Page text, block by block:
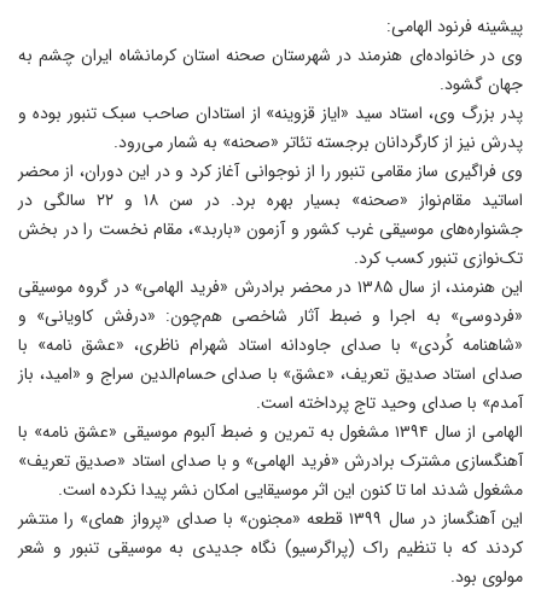
پیشینه فرنود الهامی:
وی در خانواده‌ای هنرمند در شهرستان صحنه استان کرمانشاه ایران چشم به
جهان گشود.
پدر بزرگ وی، استاد سید «ایاز قزوینه» از استادان صاحب سبک تنبور بوده و
پدرش نیز از کارگردانان برجسته تئاتر «صحنه» به شمار می‌رود.
وی فراگیری ساز مقامی تنبور را از نوجوانی آغاز کرد و در این دوران، از محضر
اساتید مقام‌نواز «صحنه» بسیار بهره برد. در سن ۱۸ و ۲۲ سالگی در
جشنواره‌های موسیقی غرب کشور و آزمون «باربد»، مقام نخست را در بخش
تک‌نوازی تنبور کسب کرد.
این هنرمند، از سال ۱۳۸۵ در محضر برادرش «فرید الهامی» در گروه موسیقی
«فردوسی» به اجرا و ضبط آثار شاخصی هم‌چون: «درفش کاویانی» و
«شاهنامه کُردی» با صدای جاودانه استاد شهرام ناظری، «عشق نامه» با
صدای استاد صدیق تعریف، «عشق» با صدای حسام‌الدین سراج و «امید، باز
آمدم» با صدای وحید تاج پرداخته است.
الهامی از سال ۱۳۹۴ مشغول به تمرین و ضبط آلبوم موسیقی «عشق نامه» با
آهنگسازی مشترک برادرش «فرید الهامی» و با صدای استاد «صدیق تعریف»
مشغول شدند اما تا کنون این اثر موسیقایی امکان نشر پیدا نکرده است.
این آهنگساز در سال ۱۳۹۹ قطعه «مجنون» با صدای «پرواز همای» را منتشر
کردند که با تنظیم راک (پراگرسیو) نگاه جدیدی به موسیقی تنبور و شعر
مولوی بود.